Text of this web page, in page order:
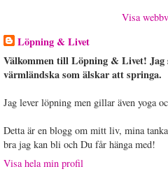
Visa
Löpning & Livet
Välkommen till Löpning & Livet! Jag
värmländska som älskar att springa.
Jag lever löpning men gillar även yoga
Detta är en blogg om mitt liv, mina
bra jag kan bli och Du får hänga med!
Visa hela min profil